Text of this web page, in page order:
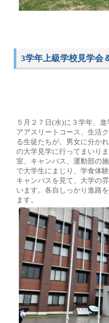
3学年上級学校見学会
５月２７日(水)に３学年、
アアスリートコース、生活
る生徒たちが、男女に分か
の大学見学に行ってまいり
室、キャンパス、運動部の
で大学生にまじり、学食体
キャンパスを見て、大学の
います。各自しっかり進路
ます。